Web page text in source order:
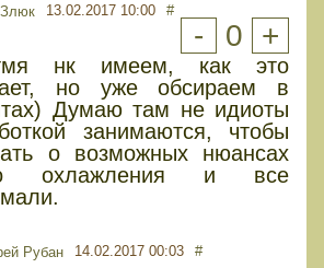
13.02.2017 10:00 #
- 0 +
нк имеем, как это
но уже обсираем в
Думаю там не идиоты
занимаются, чтобы
о возможных нюансах
охлажления и все
Рубан 14.02.2017 00:03 #